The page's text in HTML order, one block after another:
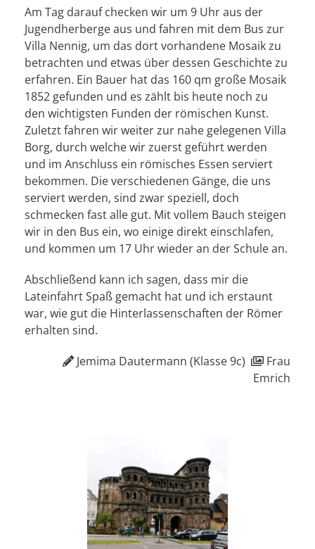
Am Tag darauf checken wir um 9 Uhr aus der
Jugendherberge aus und fahren mit dem Bus zur
Villa Nennig, um das dort vorhandene Mosaik zu
betrachten und etwas über dessen Geschichte zu
erfahren. Ein Bauer hat das 160 qm große Mosaik
1852 gefunden und es zählt bis heute noch zu
den wichtigsten Funden der römischen Kunst.
Zuletzt fahren wir weiter zur nahe gelegenen Villa
Borg, durch welche wir zuerst geführt werden
und im Anschluss ein römisches Essen serviert
bekommen. Die verschiedenen Gänge, die uns
serviert werden, sind zwar speziell, doch
schmecken fast alle gut. Mit vollem Bauch steigen
wir in den Bus ein, wo einige direkt einschlafen,
und kommen um 17 Uhr wieder an der Schule an.
Abschließend kann ich sagen, dass mir die
Lateinfahrt Spaß gemacht hat und ich erstaunt
war, wie gut die Hinterlassenschaften der Römer
erhalten sind.
Jemima Dautermann (Klasse 9c)
Frau
Emrich